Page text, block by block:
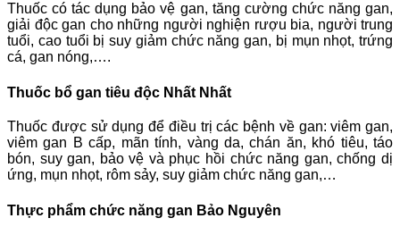
Thuốc có tác dụng bảo vệ gan, tăng cường chức năng gan,
giải độc gan cho những người nghiện rượu bia, người trung
tuổi, cao tuổi bị suy giảm chức năng gan, bị mụn nhọt, trứng
cá, gan nóng,….
Thuốc bổ gan tiêu độc Nhất Nhất
Thuốc được sử dụng để điều trị các bệnh về gan: viêm gan,
viêm gan B cấp, mãn tính, vàng da, chán ăn, khó tiêu, táo
bón, suy gan, bảo vệ và phục hồi chức năng gan, chống dị
ứng, mụn nhọt, rôm sảy, suy giảm chức năng gan,…
Thực phẩm chức năng gan Bảo Nguyên